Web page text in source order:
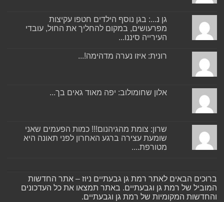
גן נ...: בגן נוסף הילדים חטפו עקיצות
מפרעושים, במקום להחליך את החול, עובדי
העירייה סיננו...
רונית: איזו נערה מדהימה!...
אלון שחומולוב: יפה מאוד גאים בך...
שרון: צומת מהגיהנום!!! כמות הפעמים שאני
שומעת עצירה ברגע האחרון לפני תאונה היא
מטורפת....
ברוכים הבאים לאתר רמת גן גבעתיים ניוז – אתר החדשות
המוביל של רמת גן וגבעתיים. באתר תמצאו את כל העדכונים
והחדשות המקומיות של רמת גן וגבעתיים.